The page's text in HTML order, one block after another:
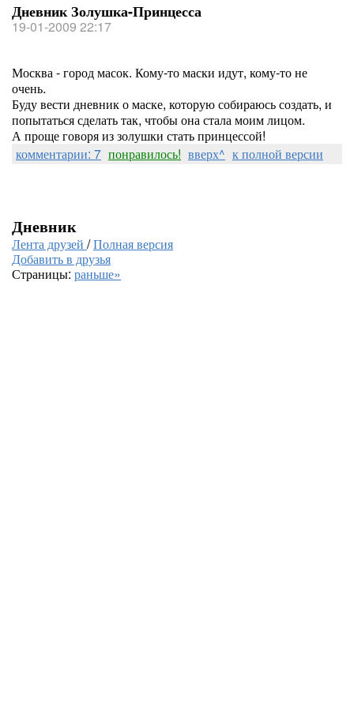
Дневник Золушка-Принцесса
19-01-2009 22:17
Москва - город масок. Кому-то маски идут, кому-то не
очень.
Буду вести дневник о маске, которую собираюсь создать, и
попытаться сделать так, чтобы она стала моим лицом.
А проще говоря из золушки стать принцессой!
комментарии: 7 понравилось! вверх^ к полной версии
Дневник
Лента друзей /Полная версия
Добавить в друзья
Страницы: раньше»